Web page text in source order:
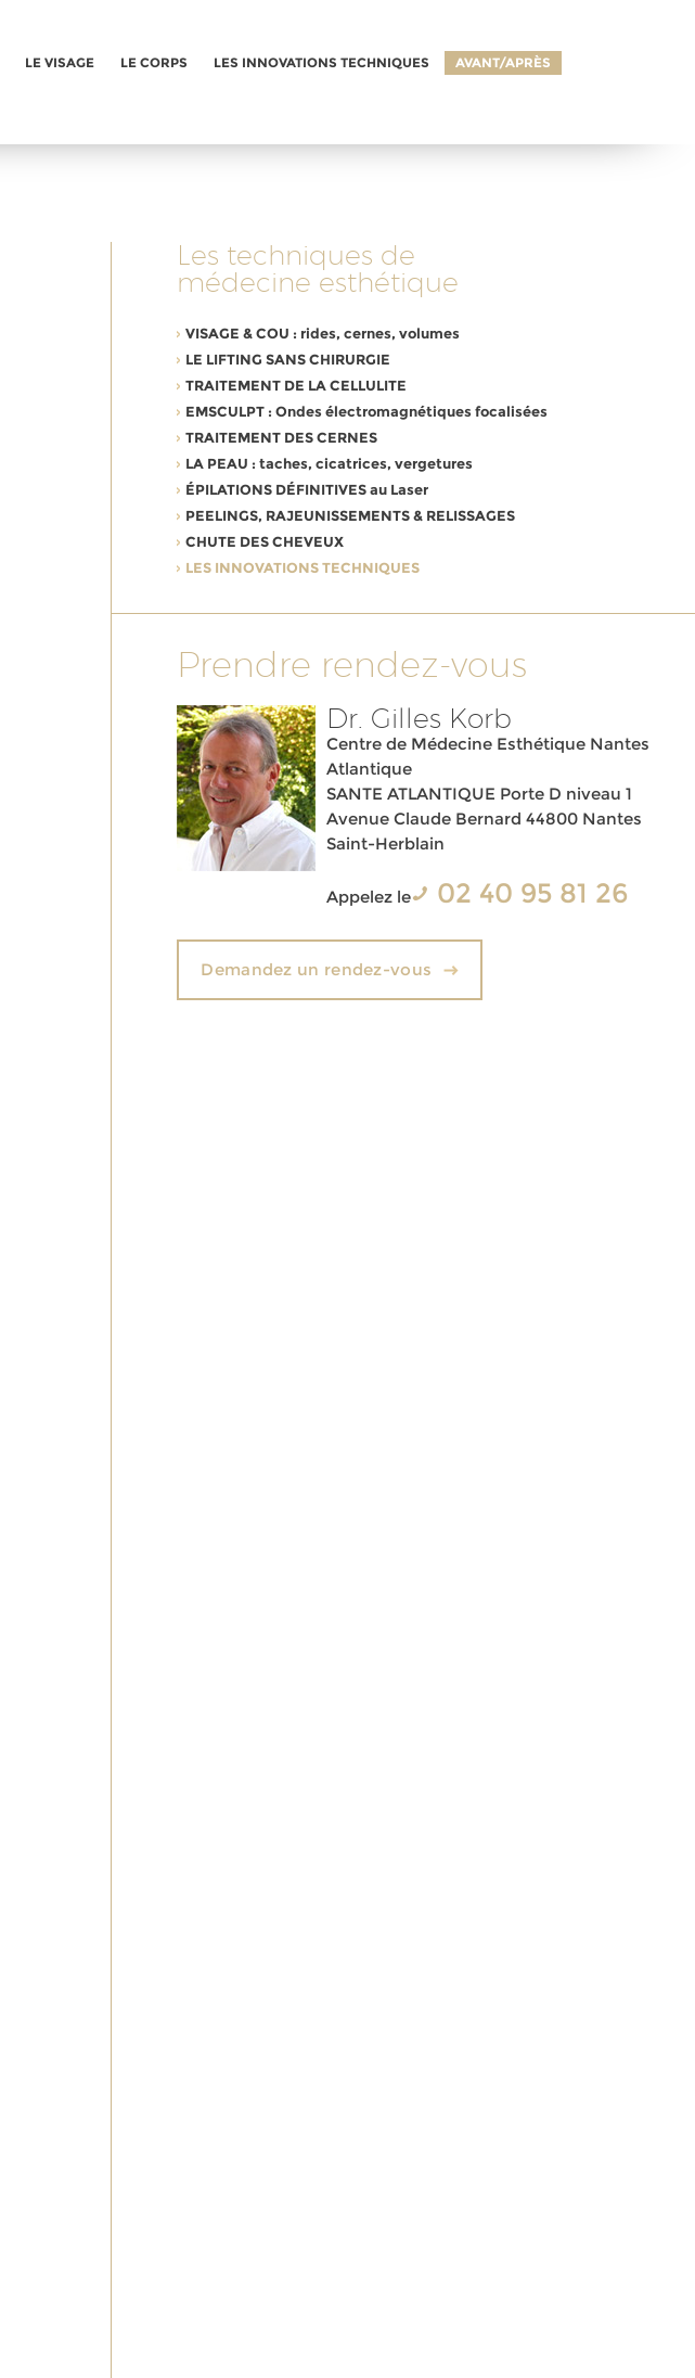
LE VISAGE LE CORPS LES INNOVATIONS TECHNIQUES AVANT/APRÈS
Les techniques de
médecine esthétique
VISAGE & COU : rides, cernes, volumes
LE LIFTING SANS CHIRURGIE
TRAITEMENT DE LA CELLULITE
EMSCULPT : Ondes électromagnétiques focalisées
TRAITEMENT DES CERNES
LA PEAU : taches, cicatrices, vergetures
ÉPILATIONS DÉFINITIVES au Laser
PEELINGS, RAJEUNISSEMENTS & RELISSAGES
CHUTE DES CHEVEUX
LES INNOVATIONS TECHNIQUES
Prendre rendez-vous
Dr. Gilles Korb
Centre de Médecine Esthétique Nantes
Atlantique
SANTE ATLANTIQUE Porte D niveau 1
Avenue Claude Bernard 44800 Nantes
Saint-Herblain
Appelez le 02 40 95 81 26
Demandez un rendez-vous